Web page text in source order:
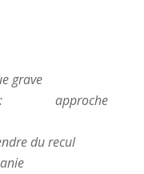
grave
: approche
du recul